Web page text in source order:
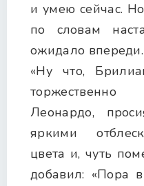
и умею сейчас.
по словам
ожидало впереди.
«Ну что,
Леонардо,
яркими
цвета и, чуть
добавил: «Пора